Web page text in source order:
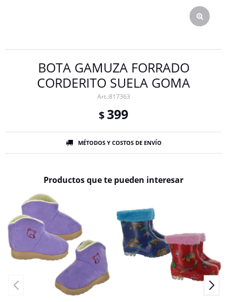
BOTA GAMUZA FORRADO
CORDERITO SUELA GOMA
817363
$ 399
MÉTODOS Y COSTOS DE ENVÍO
Productos que te pueden interesar